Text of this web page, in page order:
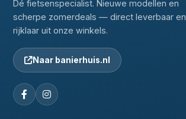
Dé fietsenspecialist. Nieuwe modellen en
scherpe zomerdeals — direct leverbaar en
rijklaar uit onze winkels.
Naar banierhuis.nl